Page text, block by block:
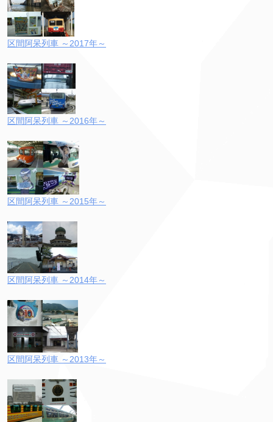
区間阿呆列車 ～2017年～
区間阿呆列車 ～2016年～
区間阿呆列車 ～2015年～
区間阿呆列車 ～2014年～
区間阿呆列車 ～2013年～